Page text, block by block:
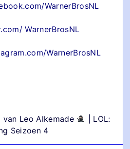
WarnerBrosNL
WarnerBrosNL
WarnerBrosNL
van Leo Alkemade
| LOL:
Seizoen 4